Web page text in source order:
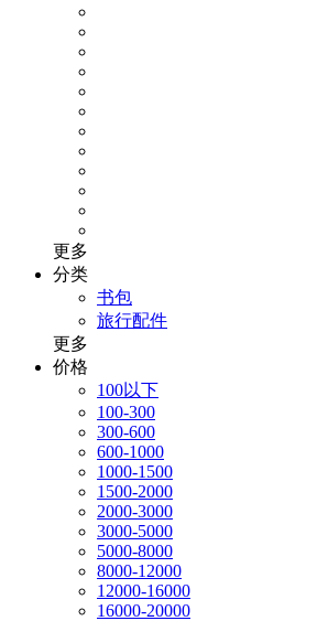
更多
分类
书包
旅行配件
更多
价格
100以下
100-300
300-600
600-1000
1000-1500
1500-2000
2000-3000
3000-5000
5000-8000
8000-12000
12000-16000
16000-20000